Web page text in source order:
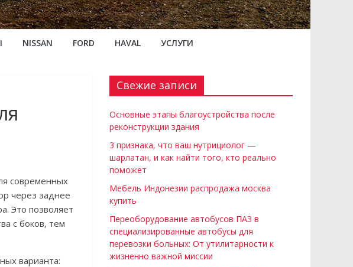
NISSAN FORD HAVAL УСЛУГИ
современных
через заднее
Это позволяет
с боков, тем
варианта:
Свежие записи
Основные этапы благоустройства после
реконструкции здания
3 признака, что ваш нутрициолог —
шарлатан, и как найти того, кто реально
поможет
Мебель Индонезии распродажа москва
купить
Переоборудование автобусов ПАЗ в
специализированные автобусы для
перевозки больных: От утилитарности к
жизненно важной миссии